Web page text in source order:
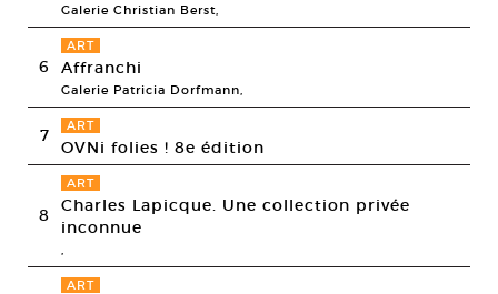
Galerie Christian Berst,
6
ART
Affranchi
Galerie Patricia Dorfmann,
7 ART
OVNi folies ! 8e édition
8
ART
Charles Lapicque. Une collection privée
inconnue
,
ART